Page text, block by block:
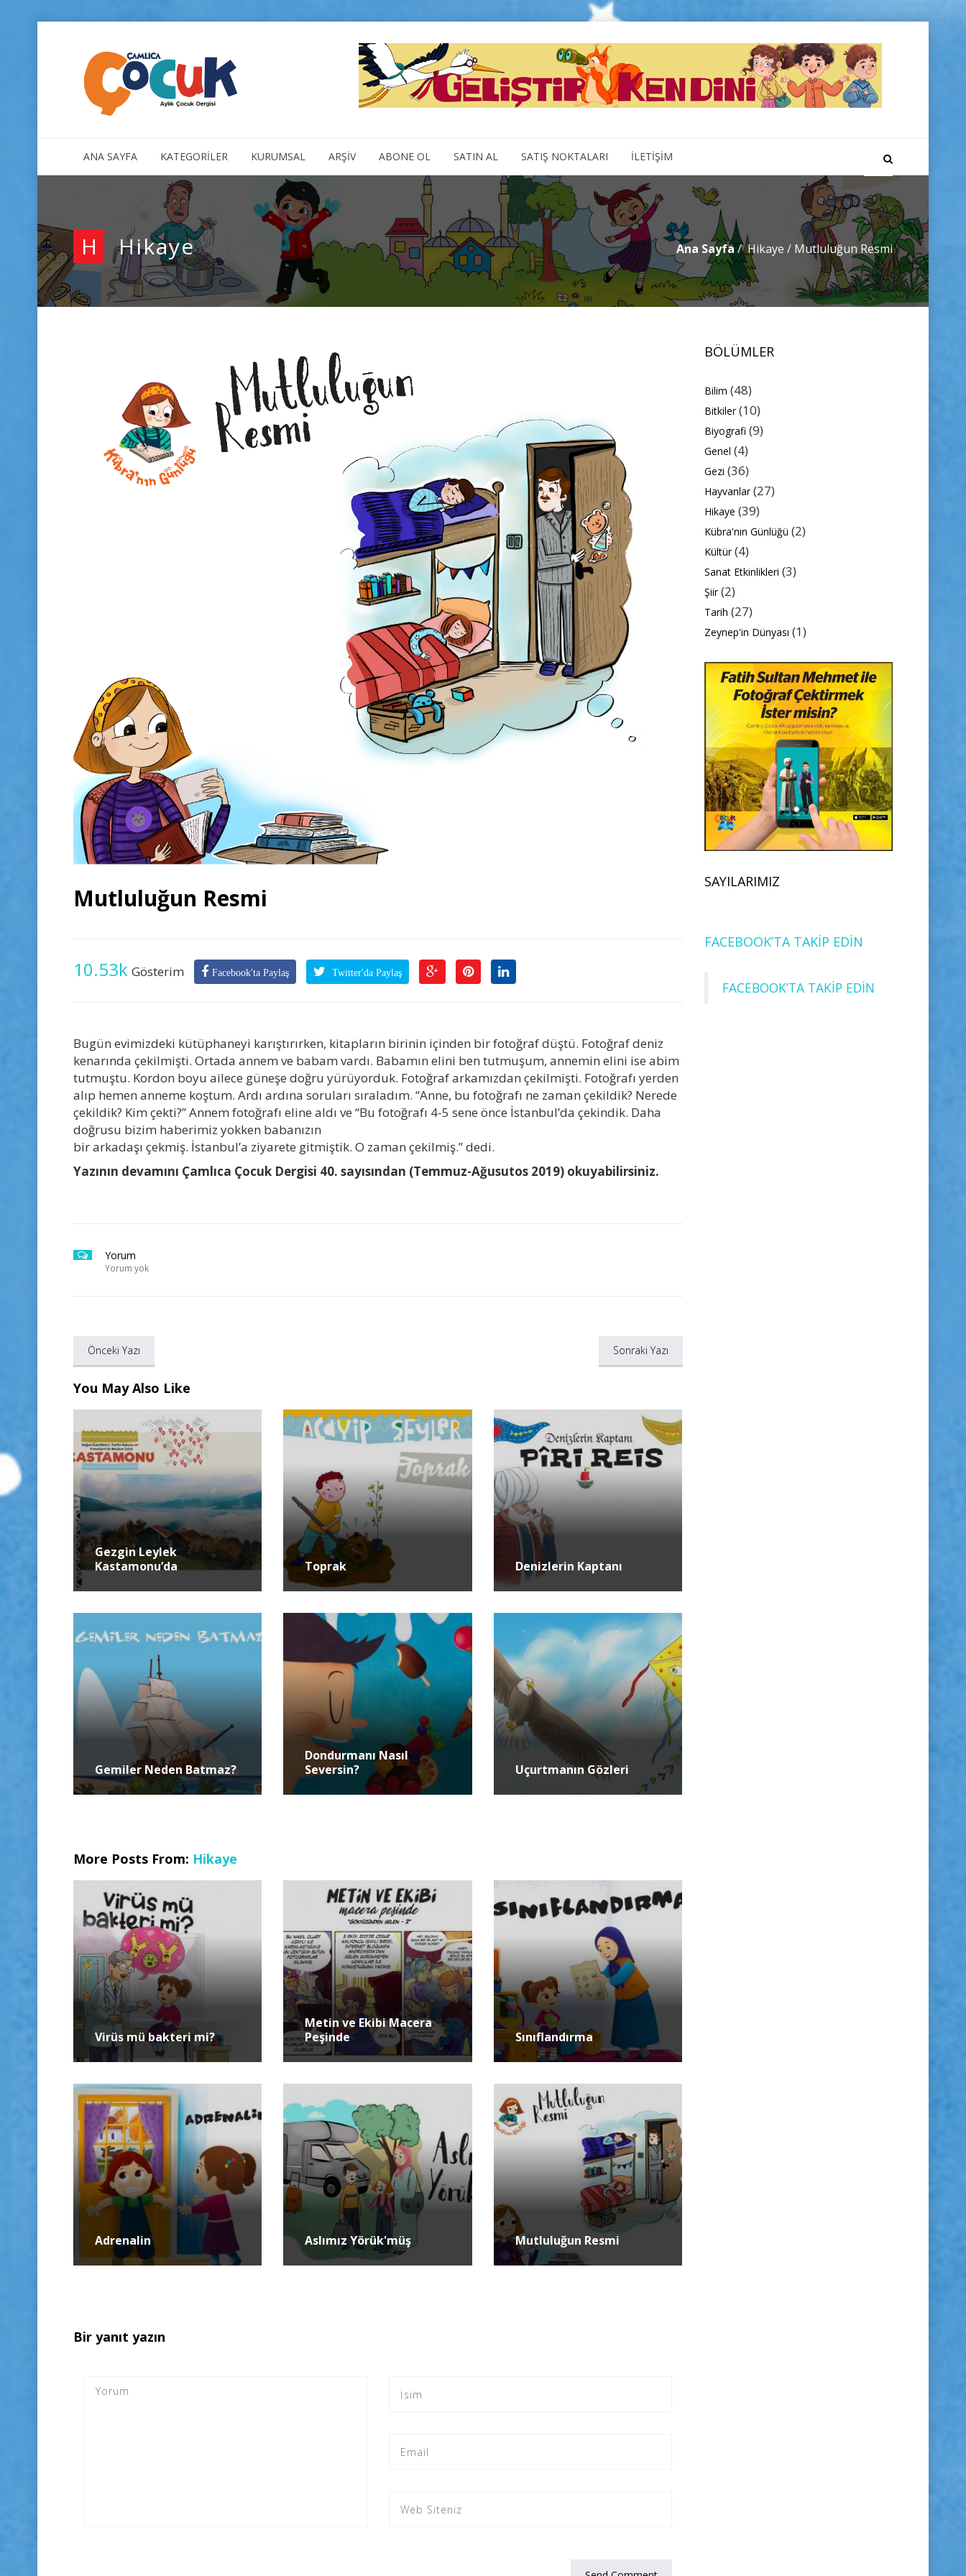
ANA SAYFA KATEGORİLER KURUMSAL ARŞİV ABONE OL SATIN AL SATIŞ NOKTALARI İLETİŞİM
H Hikaye Ana Sayfa Hikaye / Mutluluğun Resmi
Mutluluğun Resmi
10.53k Gösterim Facebook'ta Paylaş Twitter'da Paylaş
Bugün evimizdeki kütüphaneyi karıştırırken, kitapların birinin içinden bir fotoğraf düştü. Fotoğraf deniz
kenarında çekilmişti. Ortada annem ve babam vardı. Babamın elini ben tutmuşum, annemin elini ise abim
tutmuştu. Kordon boyu ailece güneşe doğru yürüyorduk. Fotoğraf arkamızdan çekilmişti. Fotoğrafı yerden
alıp hemen anneme koştum. Ardı ardına soruları sıraladım. “Anne, bu fotoğrafı ne zaman çekildik? Nerede
çekildik? Kim çekti?” Annem fotoğrafı eline aldı ve “Bu fotoğrafı 4-5 sene önce İstanbul’da çekindik. Daha
doğrusu bizim haberimiz yokken babanızın
bir arkadaşı çekmiş. İstanbul’a ziyarete gitmiştik. O zaman çekilmiş.” dedi.
Yazının devamını Çamlıca Çocuk Dergisi 40. sayısından (Temmuz-Ağusutos 2019) okuyabilirsiniz.
Yorum
Yorum yok
Önceki Yazı Sonraki Yazı
You May Also Like
Gezgin Leylek
Kastamonu’da
Toprak Denizlerin Kaptanı
Gemiler Neden Batmaz?
Dondurmanı Nasıl
Seversin?
Uçurtmanın Gözleri
More Posts From: Hikaye
Virüs mü bakteri mi?
Metin ve Ekibi Macera
Peşinde
Sınıflandırma
Adrenalin Aslımız Yörük'müş Mutluluğun Resmi
Bir yanıt yazın
BÖLÜMLER
Bilim (48)
Bitkiler(10)
Biyografi (9)
Genel (4)
Gezi (36)
Hayvanlar(27)
Hikaye (39)
Kübra'nın Günlüğü (2)
Kültür(4)
Sanat Etkinlikleri (3)
Şiir(2)
Tarih (27)
Zeynep'in Dünyası (1)
SAYILARIMIZ
FACEBOOK’TA TAKİP EDİN
FACEBOOK’TA TAKİP EDİN